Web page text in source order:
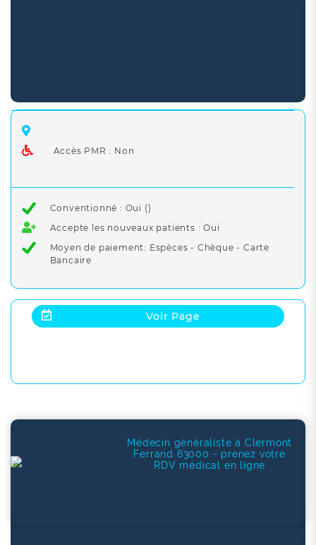
Accès PMR : Non
Conventionné : Oui ()
Accepte les nouveaux patients : Oui
Moyen de paiement: Espèces - Chèque - Carte
Bancaire
Voir Page
Médecin généraliste à Clermont
Ferrand 63000 - prenez votre
RDV médical en ligne